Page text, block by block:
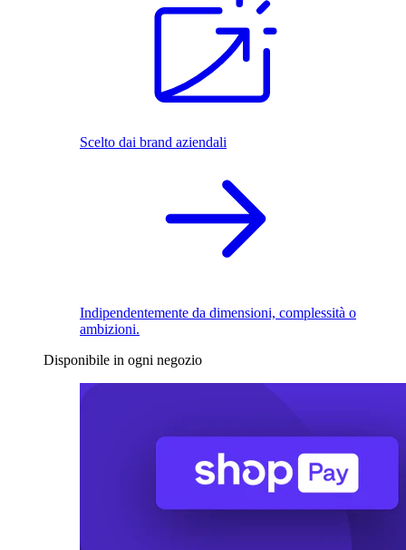
Scelto dai brand aziendali
Indipendentemente da dimensioni, complessità o
ambizioni.
Disponibile in ogni negozio